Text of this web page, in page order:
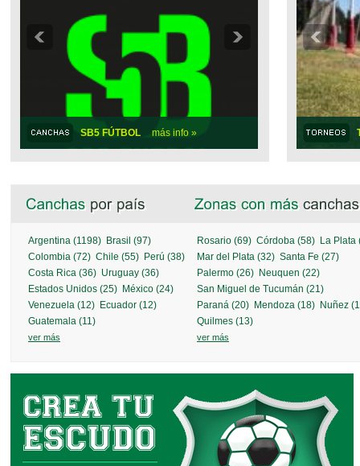
SB5 FÚTBOL más info »
SALGUERO FÚTBOL más info »
Argentina (1198) Brasil (97)
Colombia (72) Chile (55) Perú (38)
Costa Rica (36) Uruguay (36)
Estados Unidos (25) México (24)
Venezuela (12) Ecuador (12)
Guatemala (11)
ver más
Rosario (69) Córdoba (58) La Plata
Mar del Plata (32) Santa Fe (27)
Palermo (26) Neuquen (22)
San Miguel de Tucumán (21)
Paraná (20) Mendoza (18) Nuñez
Quilmes (13)
ver más